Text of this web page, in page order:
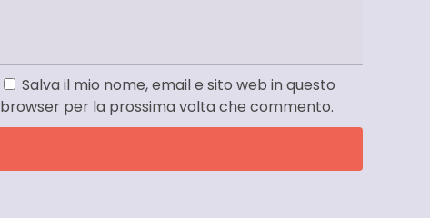
Salva il mio nome, email e sito web in questo
browser per la prossima volta che commento.